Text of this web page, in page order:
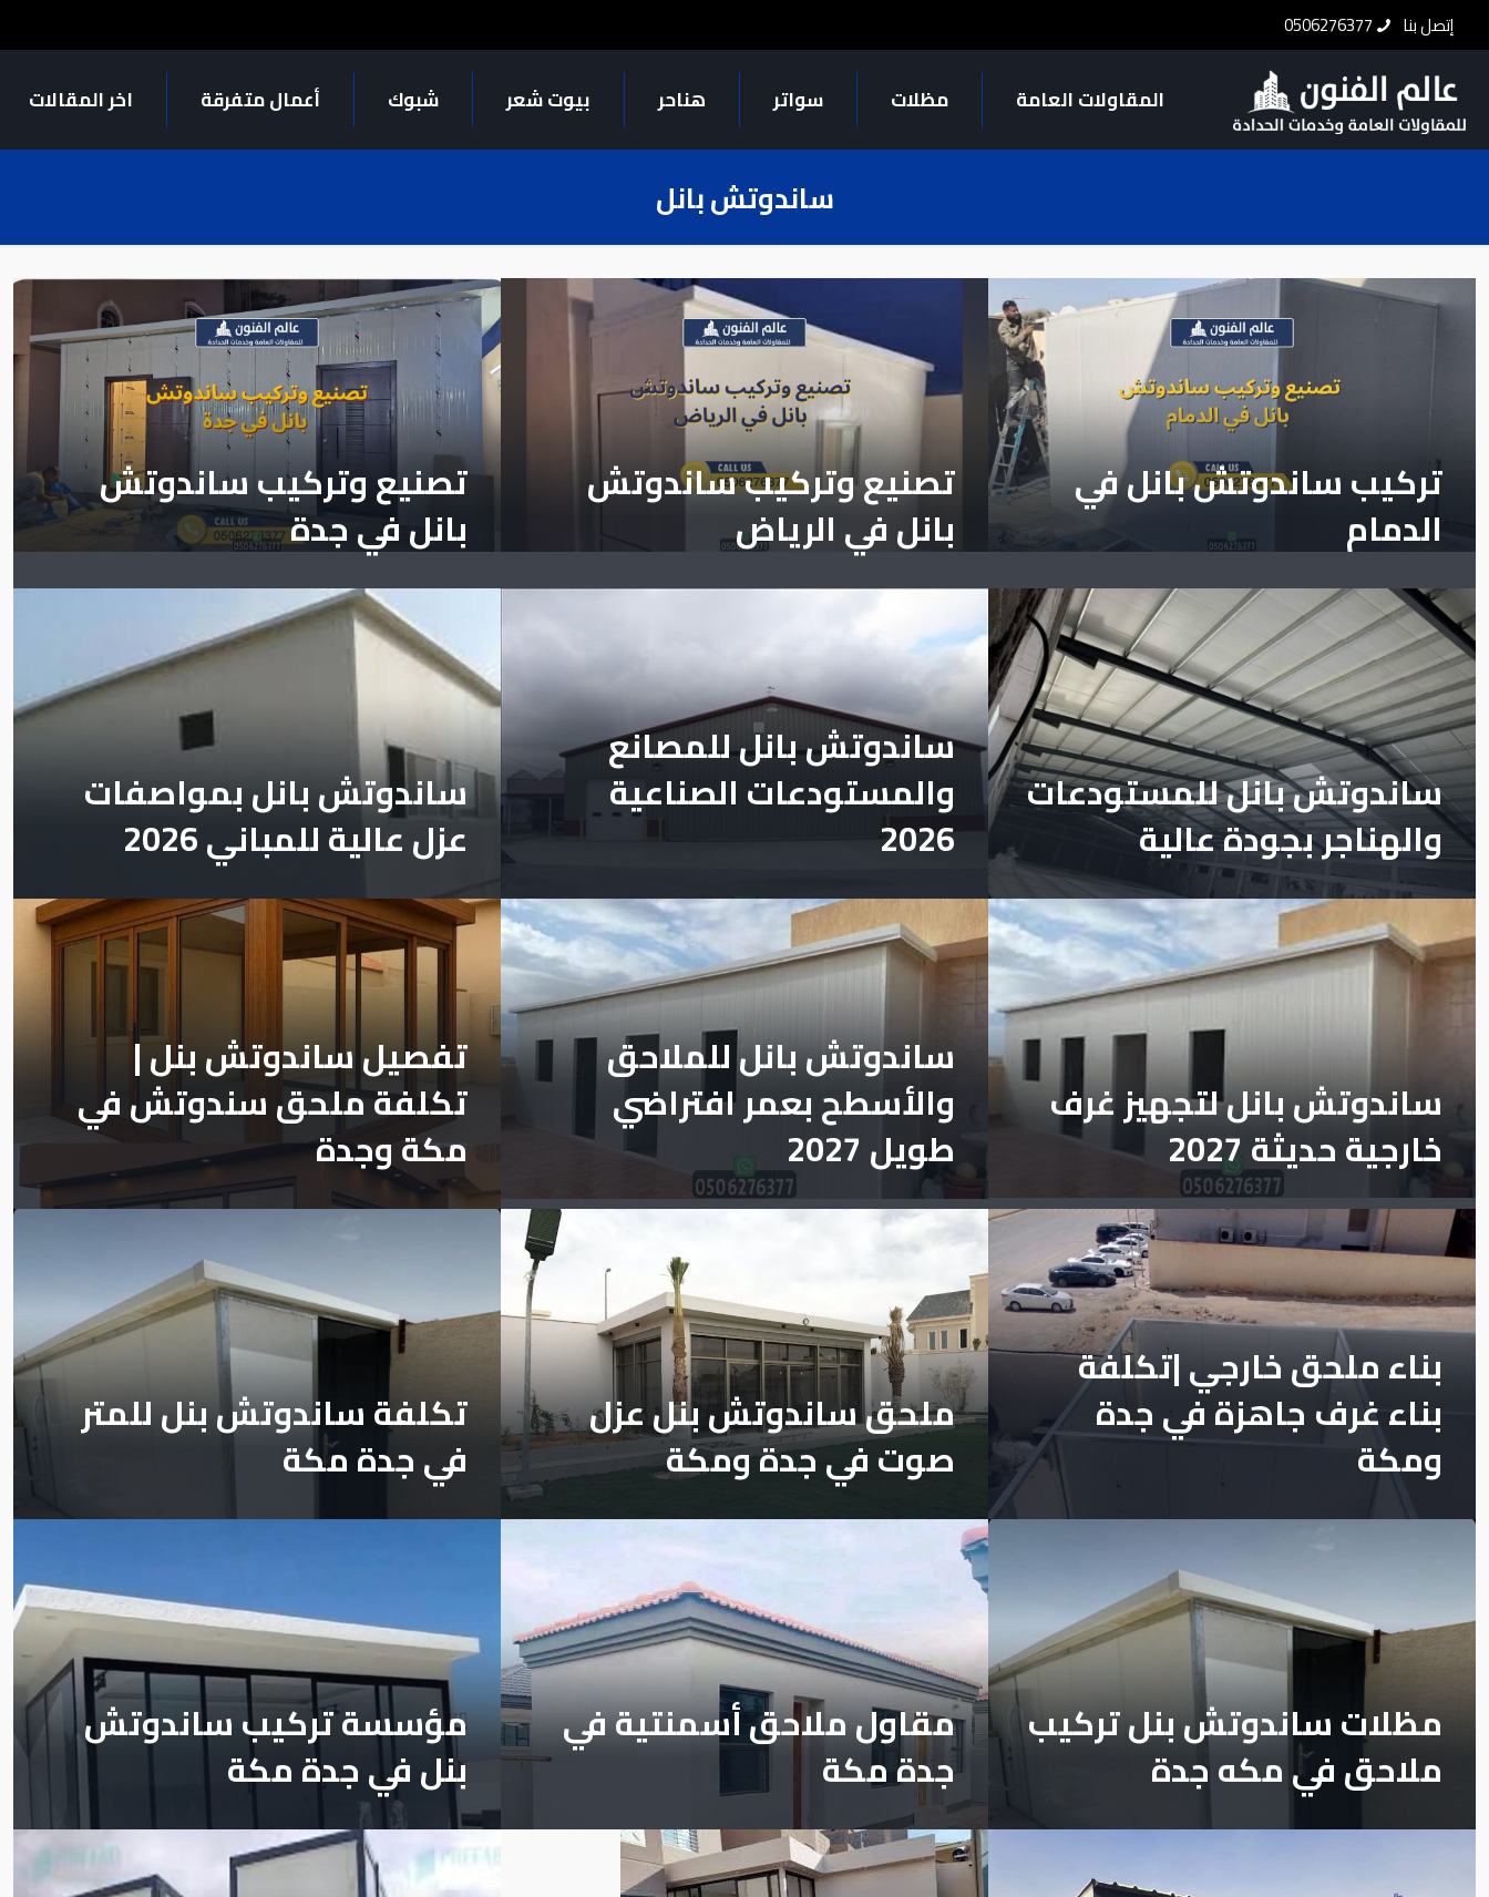
إتصل بنا 0506276377
المقاولات العامة مظلات سواتر هناحر بيوت شعر شبوك أعمال متفرقة اخر المقالات
ساندوتش بانل
تركيب ساندوتش بانل في
الدمام
تصنيع وتركيب ساندوتش
بانل في الرياض
تصنيع وتركيب ساندوتش
بانل في جدة
ساندوتش بانل للمستودعات
والهناجر بجودة عالية
ساندوتش بانل للمصانع
والمستودعات الصناعية
2026
ساندوتش بانل بمواصفات
عزل عالية للمباني 2026
ساندوتش بانل لتجهيز غرف
خارجية حديثة 2027
ساندوتش بانل للملاحق
والأسطح بعمر افتراضي
طويل 2027
تفصيل ساندوتش بنل |
تكلفة ملحق سندوتش في
مكة وجدة
بناء ملحق خارجي |تكلفة
بناء غرف جاهزة في جدة
ومكة
ملحق ساندوتش بنل عزل
صوت في جدة ومكة
تكلفة ساندوتش بنل للمتر
في جدة مكة
مظلات ساندوتش بنل تركيب
ملاحق في مكه جدة
مقاول ملاحق أسمنتية في
جدة مكة
مؤسسة تركيب ساندوتش
بنل في جدة مكة